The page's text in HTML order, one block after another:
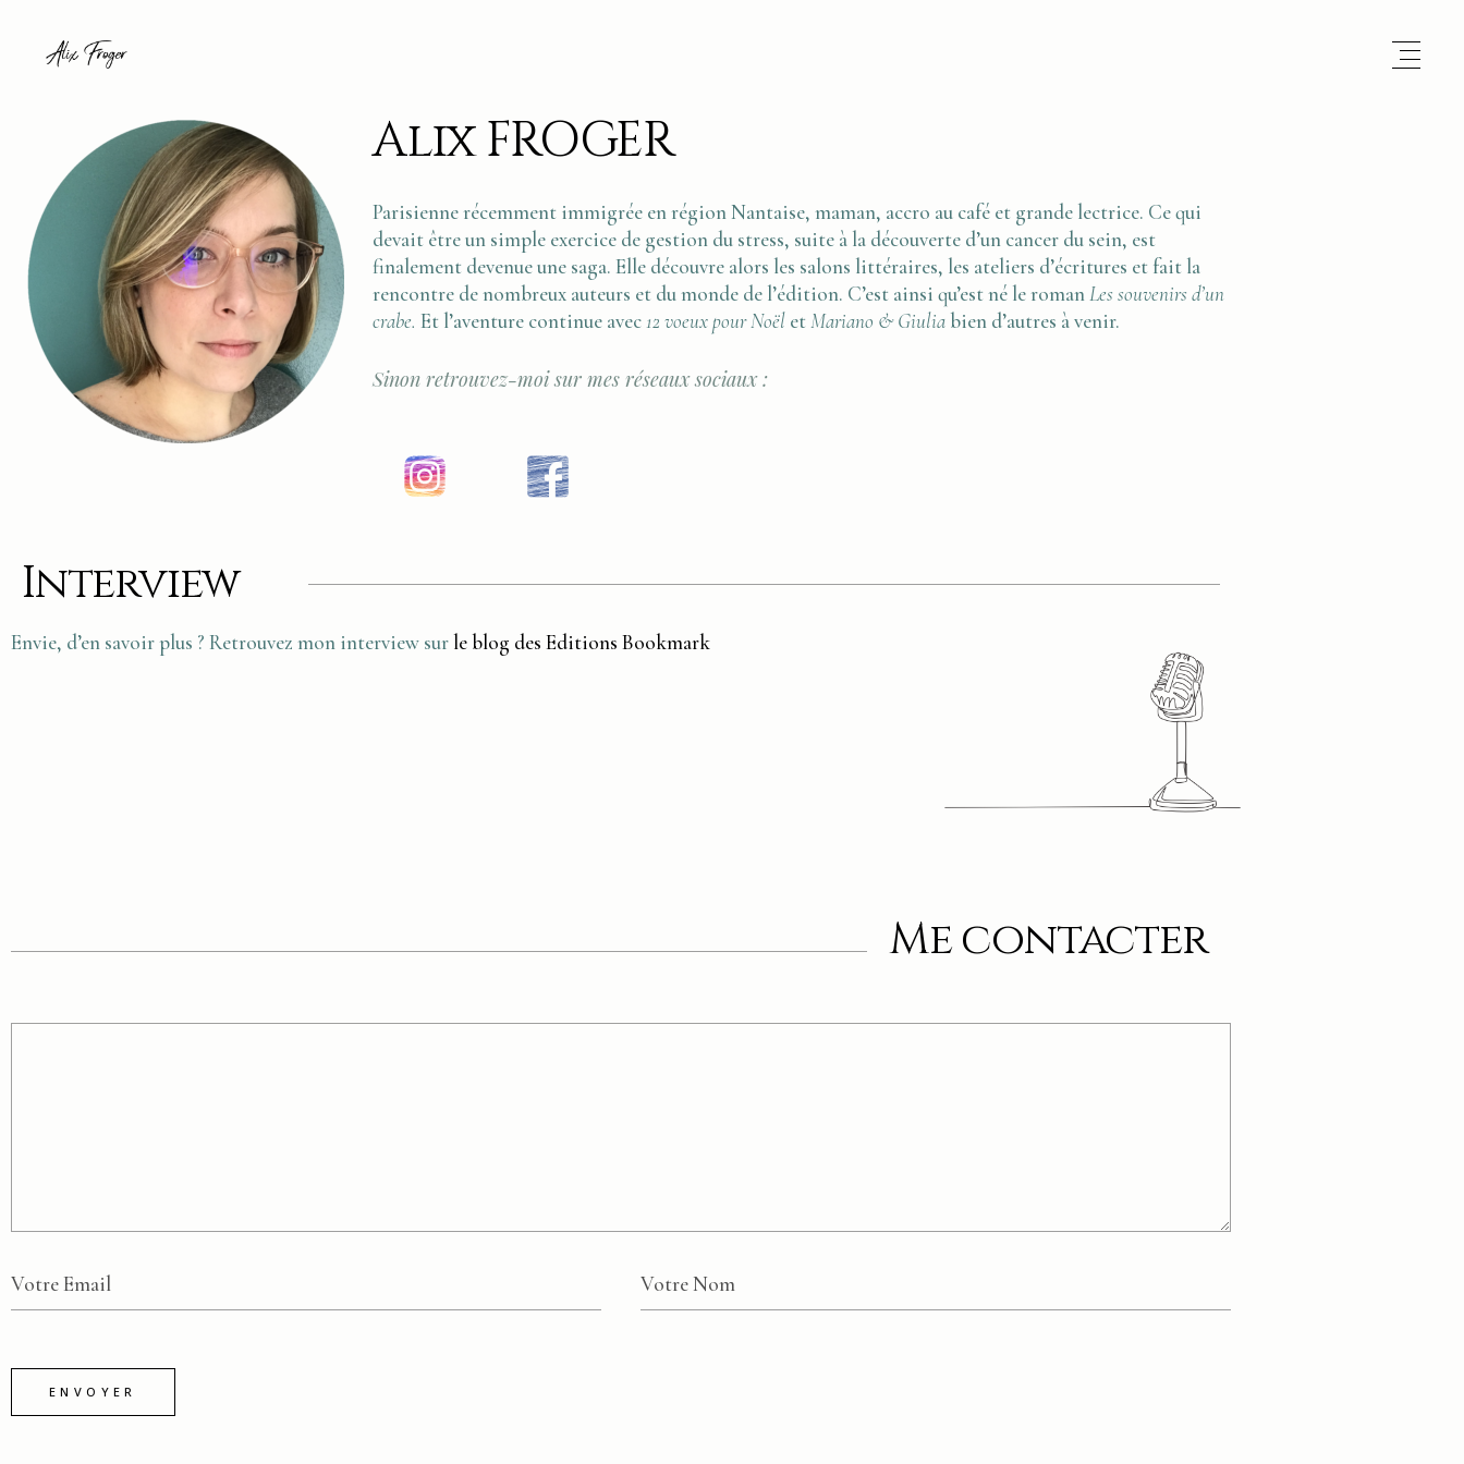
Alix FROGER
Parisienne récemment immigrée en région Nantaise, maman, accro au café et grande lectrice. Ce qui
devait être un simple exercice de gestion du stress, suite à la découverte d’un cancer du sein, est
finalement devenue une saga. Elle découvre alors les salons littéraires, les ateliers d’écritures et fait la
rencontre de nombreux auteurs et du monde de l’édition. C’est ainsi qu’est né le romanLes souvenirs d’un
crabe.Et l’aventure continue avec12 voeux pour Noël etMariano & Giuliabien d’autres à venir.
Sinon retrouvez-moi sur mes réseaux sociaux :
Interview
Envie, d’en savoir plus ? Retrouvez mon interview surle blog des Editions Bookmark
Me contacter
ENVOYER